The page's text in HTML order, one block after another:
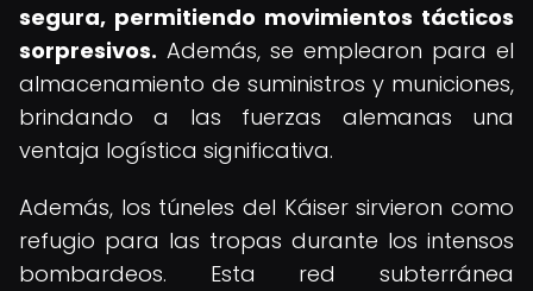
segura, permitiendo movimientos tácticos
sorpresivos. Además, se emplearon para el
almacenamiento de suministros y municiones,
brindando a las fuerzas alemanas una
ventaja logística significativa.
Además, los túneles del Káiser sirvieron como
refugio para las tropas durante los intensos
bombardeos. Esta red subterránea